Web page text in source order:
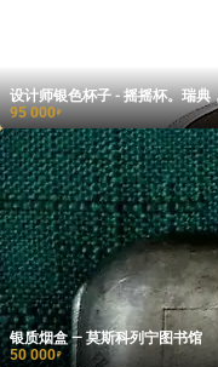
设计师银色杯子 - 摇摇杯。瑞典
95 000₽
银质烟盒 — 莫斯科列宁图书馆
50 000₽